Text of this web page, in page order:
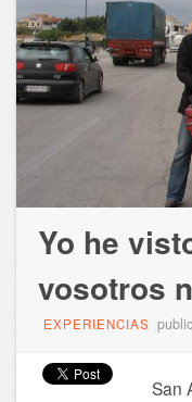
Yo he
vosotros
EXPERIENCIAS
San